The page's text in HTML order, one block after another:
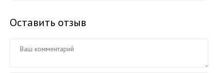
Оставить отзыв